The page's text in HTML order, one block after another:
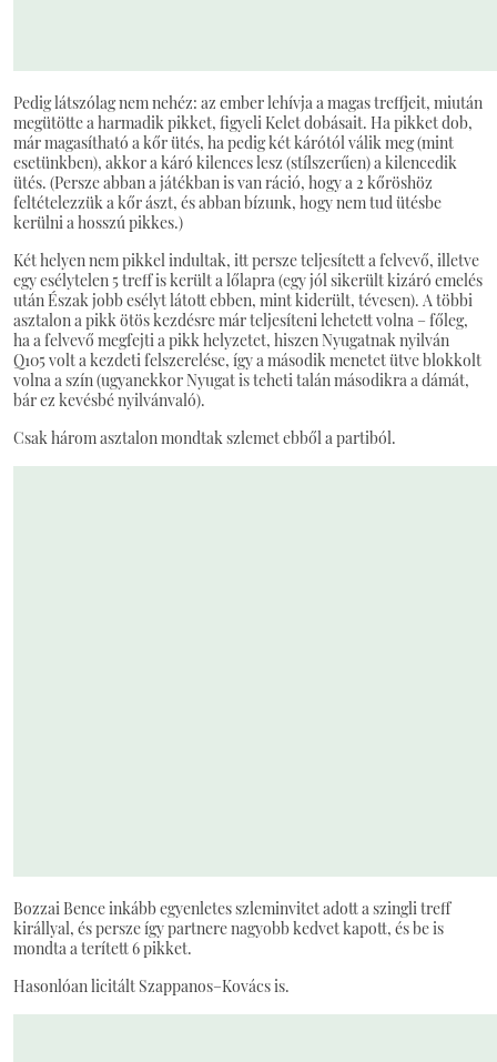
Pedig látszólag nem nehéz: az ember lehívja a magas treffjeit, miután
megütötte a harmadik pikket, figyeli Kelet dobásait. Ha pikket dob,
már magasítható a kőr ütés, ha pedig két kárótól válik meg (mint
esetünkben), akkor a káró kilences lesz (stílszerűen) a kilencedik
ütés. (Persze abban a játékban is van ráció, hogy a 2 kőröshöz
feltételezzük a kőr ászt, és abban bízunk, hogy nem tud ütésbe
kerülni a hosszú pikkes.)
Két helyen nem pikkel indultak, itt persze teljesített a felvevő, illetve
egy esélytelen 5 treff is került a lőlapra (egy jól sikerült kizáró emelés
után Észak jobb esélyt látott ebben, mint kiderült, tévesen). A többi
asztalon a pikk ötös kezdésre már teljesíteni lehetett volna – főleg,
ha a felvevő megfejti a pikk helyzetet, hiszen Nyugatnak nyilván
Q105 volt a kezdeti felszerelése, így a második menetet ütve blokkolt
volna a szín (ugyanekkor Nyugat is teheti talán másodikra a dámát,
bár ez kevésbé nyilvánvaló).
Csak három asztalon mondtak szlemet ebből a partiból.
Bozzai Bence inkább egyenletes szleminvitet adott a szingli treff
királlyal, és persze így partnere nagyobb kedvet kapott, és be is
mondta a terített 6 pikket.
Hasonlóan licitált Szappanos–Kovács is.